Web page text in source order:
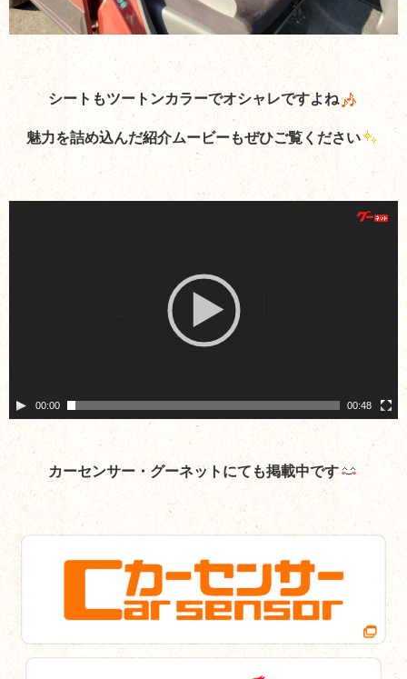
シートもツートンカラーでオシャレですよね
魅力を詰め込んだ紹介ムービーもぜひご覧ください
00:00 00:48
カーセンサー・グーネットにても掲載中です